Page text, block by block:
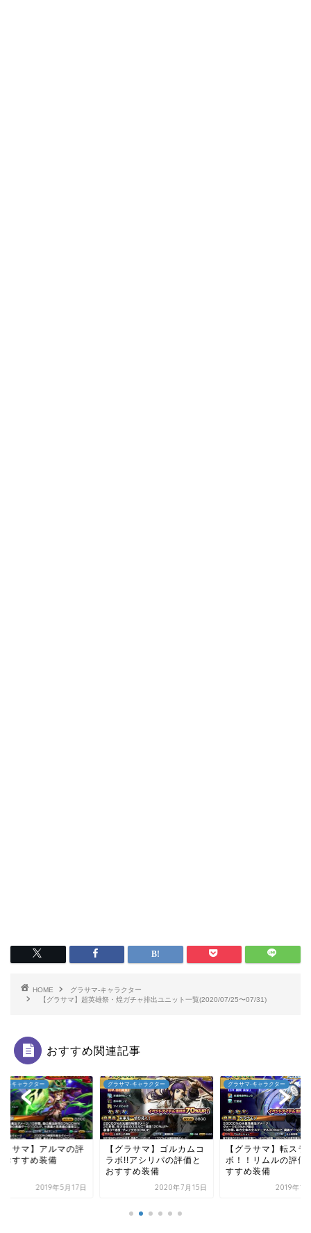
HOME
グラサマ-キャラクター
【グラサマ】超英雄祭・煌ガチャ排出ユニット一覧(2020/07/25〜07/31)
おすすめ関連記事
マ-キャラクター
ラサマ】アルマの評
おすすめ装備
2019年5月17日
グラサマ-キャラクター
【グラサマ】ゴルカムコ
ラボ!!アシリパの評価と
おすすめ装備
2020年7月15日
グラサマ-キャラクター
【グラサマ】転スラ
ボ！！リムルの評価
すすめ装備
2019年1